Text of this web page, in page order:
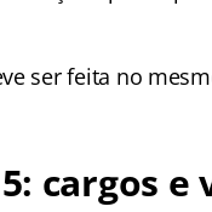
ser feita no
cargos e